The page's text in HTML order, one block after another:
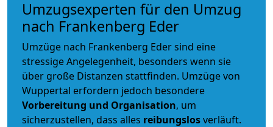
Umzugsexperten für den Umzug
nach Frankenberg Eder
Umzüge nach Frankenberg Eder sind eine
stressige Angelegenheit, besonders wenn sie
über große Distanzen stattfinden. Umzüge von
Wuppertal erfordern jedoch besondere
Vorbereitung und Organisation, um
sicherzustellen, dass alles reibungslosverläuft.